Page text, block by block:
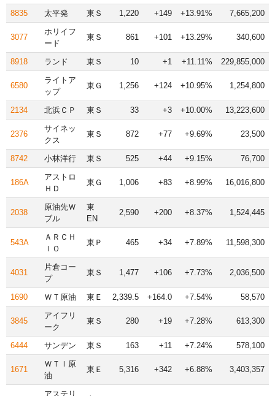
8835 太平発 東Ｓ 1,220 +149 +13.91% 7,665,200
3077
ホリイフ
ード
東Ｓ 861 +101 +13.29% 340,600
8918 ランド 東Ｓ 10 +1 +11.11% 229,855,000
6580
ライトア
ップ
東Ｇ 1,256 +124 +10.95% 1,254,800
2134 北浜ＣＰ 東Ｓ 33 +3 +10.00% 13,223,600
2376
サイネッ
クス
東Ｓ 872 +77 +9.69% 23,500
8742 小林洋行 東Ｓ 525 +44 +9.15% 76,700
186A
アストロ
ＨＤ
東Ｇ 1,006 +83 +8.99% 16,016,800
2038
原油先Ｗ
ブル
東
EN
2,590 +200 +8.37% 1,524,445
543A
ＡＲＣＨ
ＩＯ
東Ｐ 465 +34 +7.89% 11,598,300
4031
片倉コー
プ
東Ｓ 1,477 +106 +7.73% 2,036,500
1690 ＷＴ原油 東Ｅ 2,339.5 +164.0 +7.54% 58,570
3845
アイフリ
ーク
東Ｓ 280 +19 +7.28% 613,300
6444 サンデン 東Ｓ 163 +11 +7.24% 578,100
1671
ＷＴＩ原
油
東Ｅ 5,316 +342 +6.88% 3,403,357
アステリ